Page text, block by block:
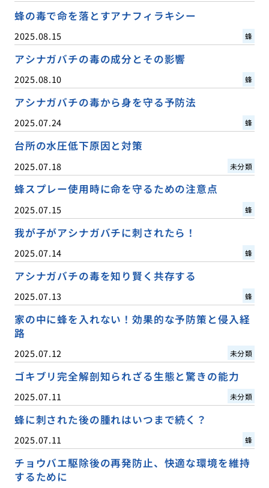
蜂の毒で命を落とすアナフィラキシー
2025.08.15 蜂
アシナガバチの毒の成分とその影響
2025.08.10 蜂
アシナガバチの毒から身を守る予防法
2025.07.24 蜂
台所の水圧低下原因と対策
2025.07.18 未分類
蜂スプレー使用時に命を守るための注意点
2025.07.15 蜂
我が子がアシナガバチに刺されたら！
2025.07.14 蜂
アシナガバチの毒を知り賢く共存する
2025.07.13 蜂
家の中に蜂を入れない！効果的な予防策と侵入経
路
2025.07.12 未分類
ゴキブリ完全解剖知られざる生態と驚きの能力
2025.07.11 未分類
蜂に刺された後の腫れはいつまで続く？
2025.07.11 蜂
チョウバエ駆除後の再発防止、快適な環境を維持
するために